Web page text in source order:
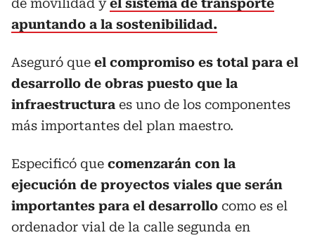
apuntando a la sostenibilidad.
Aseguró que el compromiso es total para el
desarrollo de obras puesto que la
infraestructura es uno de los componentes
más importantes del plan maestro.
Especificó que comenzarán con la
ejecución de proyectos viales que serán
importantes para el desarrollo como es el
ordenador vial de la calle segunda en